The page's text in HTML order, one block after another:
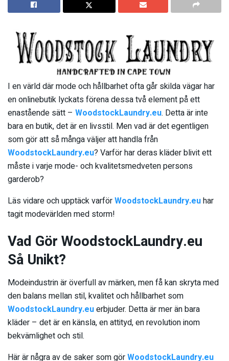
I en värld där mode och hållbarhet ofta går skilda vägar har
en onlinebutik lyckats förena dessa två element på ett
enastående sätt – WoodstockLaundry.eu. Detta är inte
bara en butik, det är en livsstil. Men vad är det egentligen
som gör att så många väljer att handla från
WoodstockLaundry.eu? Varför har deras kläder blivit ett
måste i varje mode- och kvalitetsmedveten persons
garderob?
Läs vidare och upptäck varförWoodstockLaundry.euhar
tagit modevärlden med storm!
Vad Gör WoodstockLaundry.eu
Så Unikt?
Modeindustrin är överfull av märken, men få kan skryta med
den balans mellan stil, kvalitet och hållbarhet som
WoodstockLaundry.euerbjuder. Detta är mer än bara
kläder – det är en känsla, en attityd, en revolution inom
bekvämlighet och stil.
Här är några av de saker som görWoodstockLaundry.eu